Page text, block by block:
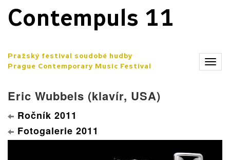
Contempuls 11
Pražský festival soudobé hudby
Prague Contemporary Music Festival
Eric Wubbels (klavír, USA)
Ročník 2011
Fotogalerie 2011